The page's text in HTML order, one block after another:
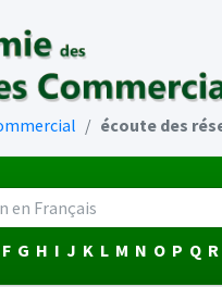
écoute des
F G H I J K L M N O P Q R